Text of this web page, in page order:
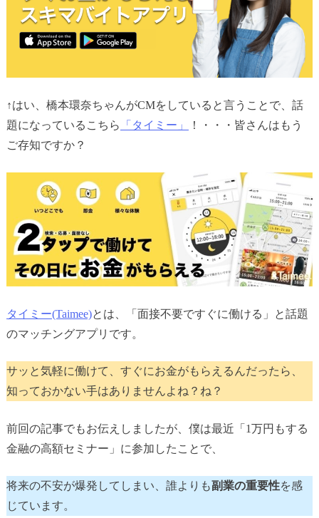
↑はい、橋本環奈ちゃんがCMをしていると言うことで、話
題になっているこちら
「タイミー」
！・・・皆さんはもう
ご存知ですか？
タイミー(Taimee)とは、「面接不要ですぐに働ける」と話題
のマッチングアプリです。
サッと気軽に働けて、すぐにお金がもらえるんだったら、
知っておかない手はありませんよね？ね？
前回の記事でもお伝えしましたが、僕は最近「1万円もする
金融の高額セミナー」に参加したことで、
将来の不安が爆発してしまい、誰よりも副業の重要性を感
じています。